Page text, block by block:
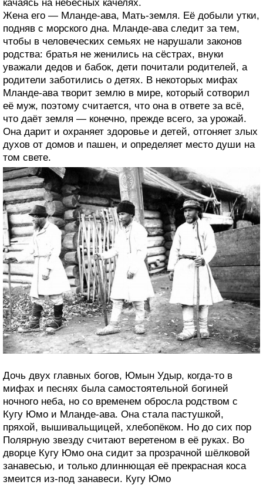
качаясь на небесных качелях.
Жена его — Мланде-ава, Мать-земля. Её добыли утки,
подняв с морского дна. Мланде-ава следит за тем,
чтобы в человеческих семьях не нарушали законов
родства: братья не женились на сёстрах, внуки
уважали дедов и бабок, дети почитали родителей, а
родители заботились о детях. В некоторых мифах
Мланде-ава творит землю в мире, который сотворил
её муж, поэтому считается, что она в ответе за всё,
что даёт земля — конечно, прежде всего, за урожай.
Она дарит и охраняет здоровье и детей, отгоняет злых
духов от домов и пашен, и определяет место души на
том свете.
Дочь двух главных богов, Юмын Удыр, когда-то в
мифах и песнях была самостоятельной богиней
ночного неба, но со временем обросла родством с
Кугу Юмо и Мланде-ава. Она стала пастушкой,
пряхой, вышивальщицей, хлебопёком. Но до сих пор
Полярную звезду считают веретеном в её руках. Во
дворце Кугу Юмо она сидит за прозрачной шёлковой
занавесью, и только длиннющая её прекрасная коса
змеится из-под занавеси. Кугу Юмо